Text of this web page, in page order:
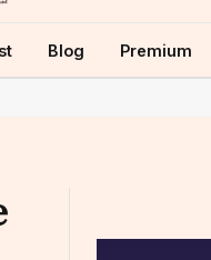
Blog Premium